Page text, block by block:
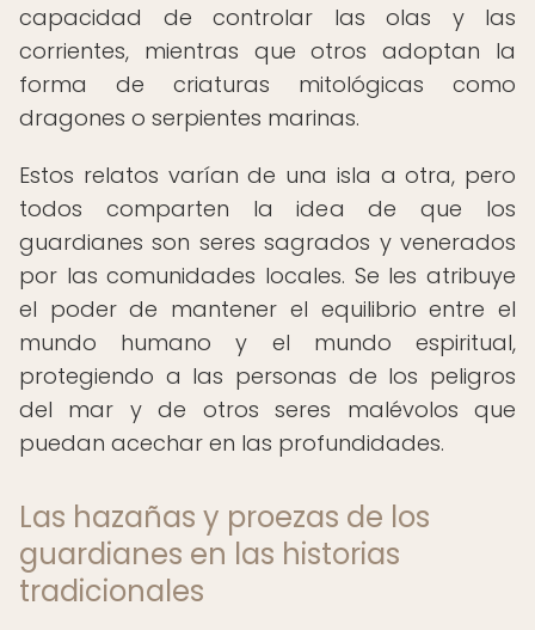
capacidad de controlar las olas y las
corrientes, mientras que otros adoptan la
forma de criaturas mitológicas como
dragones o serpientes marinas.
Estos relatos varían de una isla a otra, pero
todos comparten la idea de que los
guardianes son seres sagrados y venerados
por las comunidades locales. Se les atribuye
el poder de mantener el equilibrio entre el
mundo humano y el mundo espiritual,
protegiendo a las personas de los peligros
del mar y de otros seres malévolos que
puedan acechar en las profundidades.
Las hazañas y proezas de los
guardianes en las historias
tradicionales